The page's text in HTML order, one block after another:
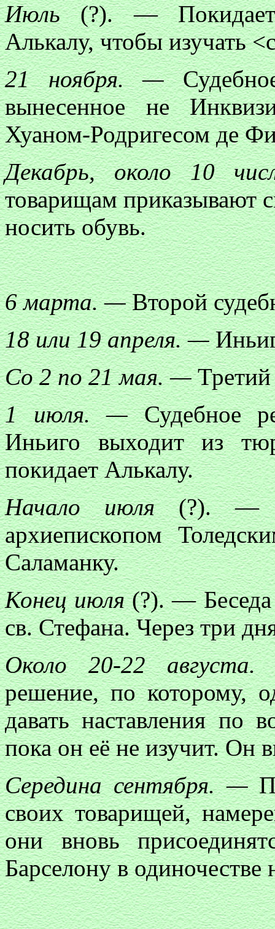
Июль(?). — Покидает
Алькалу, чтобы изучать
21 ноября. —
вынесенное не
Хуаном-Родригесом де
Декабрь, около 10
товарищам приказывают
носить обувь.
6 марта. —Второй
18 или 19 апреля. —
Со 2 по 21 мая. —Третий
1 июля. —Судебное
Иньиго выходит из
покидает Алькалу.
Начало июля(?). —
архиепископом
Саламанку.
Конец июля(?). — Беседа
св. Стефана. Через три
Около 20-22
решение, по которому,
давать наставления по
пока он её не изучит. Он
Середина сентября. —
своих товарищей,
они вновь
Барселону в одиночестве